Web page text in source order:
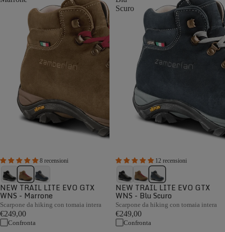
8 recensioni
NEW TRAIL LITE EVO GTX
WNS - Marrone
Scarpone da hiking con tomaia intera
€249,00
Confronta
Scuro
12 recensioni
NEW TRAIL LITE EVO GTX
WNS - Blu Scuro
Scarpone da hiking con tomaia intera
€249,00
Confronta